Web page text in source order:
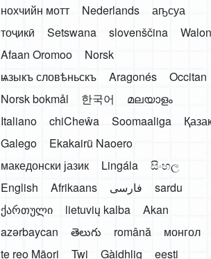
нохчийн мотт
Nederlands
аҧсуа
тоҷикӣ
Setswana slovenščina
Walon
Afaan Oromoo
Norsk
ѩзыкъ словѣньскъ
Aragonés
Occitan
Norsk bokmål
한국어
മലയാളം
Italiano
chiCheŵa Soomaaliga
Galego
Ekakairũ Naoero
македонски јазик
Lingála
සිංහල
English
Afrikaans فارسی
sardu
ქართული
lietuvių kalba
Akan
azərbaycan
తెలుగు română
монгол
te reo Māori
Twi Gàidhlig
eesti